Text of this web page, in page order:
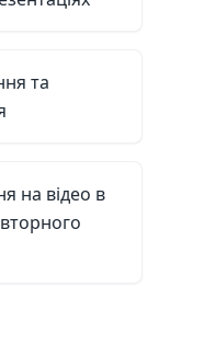
та
на відео в